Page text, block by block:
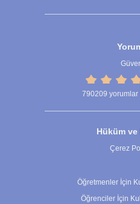
790209 yorumlar
Hüküm
Çerez
Öğretmenler İçin
Öğrenciler İçin